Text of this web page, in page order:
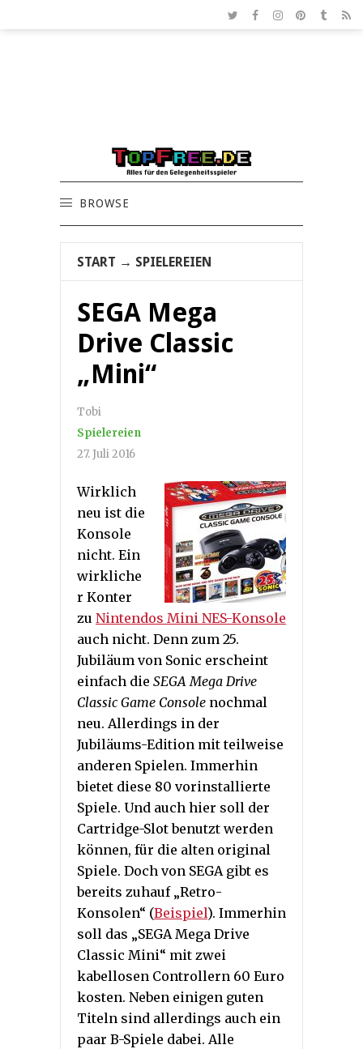
BROWSE
START → SPIELEREIEN
SEGA Mega
Drive Classic
„Mini“
Tobi
Spielereien
27. Juli 2016
Wirklich
neu ist die
Konsole
nicht. Ein
wirkliche
r Konter
zu Nintendos Mini NES-Konsole
auch nicht. Denn zum 25.
Jubiläum von Sonic erscheint
einfach die SEGA Mega Drive
Classic Game Console nochmal
neu. Allerdings in der
Jubiläums-Edition mit teilweise
anderen Spielen. Immerhin
bietet diese 80 vorinstallierte
Spiele. Und auch hier soll der
Cartridge-Slot benutzt werden
können, für die alten original
Spiele. Doch von SEGA gibt es
bereits zuhauf „Retro-
Konsolen“ (Beispiel). Immerhin
soll das „SEGA Mega Drive
Classic Mini“ mit zwei
kabellosen Controllern 60 Euro
kosten. Neben einigen guten
Titeln sind allerdings auch ein
paar B-Spiele dabei. Alle